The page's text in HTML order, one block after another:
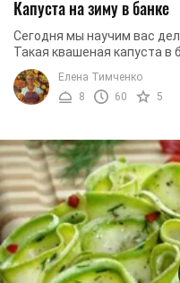
Капуста на зиму в банке
Сегодня мы научим вас
Такая квашеная капуста в
вы сможете угощать гостей
Елена Тимченко
8
60 5